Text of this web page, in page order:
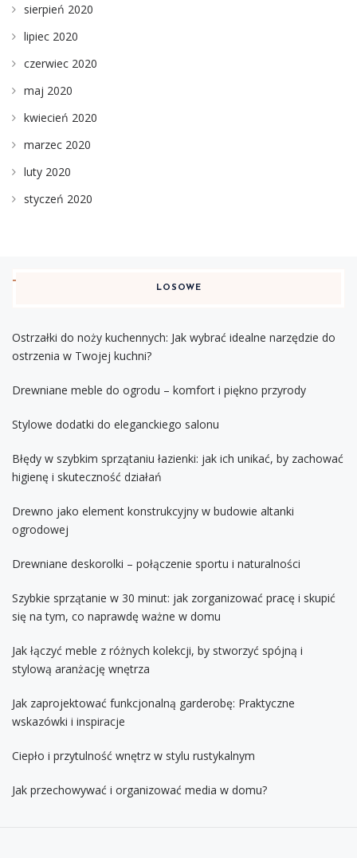
sierpień 2020
lipiec 2020
czerwiec 2020
maj 2020
kwiecień 2020
marzec 2020
luty 2020
styczeń 2020
LOSOWE
Ostrzałki do noży kuchennych: Jak wybrać idealne narzędzie do
ostrzenia w Twojej kuchni?
Drewniane meble do ogrodu – komfort i piękno przyrody
Stylowe dodatki do eleganckiego salonu
Błędy w szybkim sprzątaniu łazienki: jak ich unikać, by zachować
higienę i skuteczność działań
Drewno jako element konstrukcyjny w budowie altanki
ogrodowej
Drewniane deskorolki – połączenie sportu i naturalności
Szybkie sprzątanie w 30 minut: jak zorganizować pracę i skupić
się na tym, co naprawdę ważne w domu
Jak łączyć meble z różnych kolekcji, by stworzyć spójną i
stylową aranżację wnętrza
Jak zaprojektować funkcjonalną garderobę: Praktyczne
wskazówki i inspiracje
Ciepło i przytulność wnętrz w stylu rustykalnym
Jak przechowywać i organizować media w domu?